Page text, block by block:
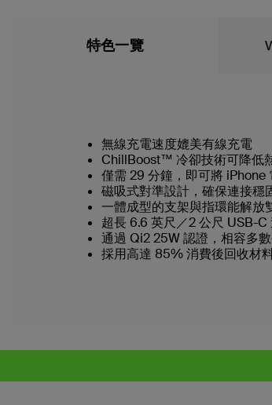
特色一覽
無線充電速度媲美有線充電
ChillBoost™ 冷卻技術可降低
僅需 29 分鐘，即可將
磁吸式對準設計，確保連接穩
一體成型的支架與指環能解放
超長 6.6 英尺／2 公尺 USB-
通過 Qi2 25W 認證，相容多
採用高達 85% 消費後回收材